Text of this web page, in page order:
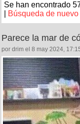
Se han encontrado
Búsqueda de nuevo
Parece la mar de
por drim el 8 may 2024,